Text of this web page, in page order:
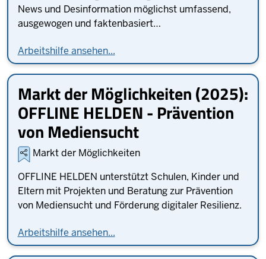
News und Desinformation möglichst umfassend,
ausgewogen und faktenbasiert…
Arbeitshilfe ansehen...
Markt der Möglichkeiten (2025):
OFFLINE HELDEN - Prävention
von Mediensucht
Markt der Möglichkeiten
OFFLINE HELDEN unterstützt Schulen, Kinder und
Eltern mit Projekten und Beratung zur Prävention
von Mediensucht und Förderung digitaler Resilienz.
Arbeitshilfe ansehen...